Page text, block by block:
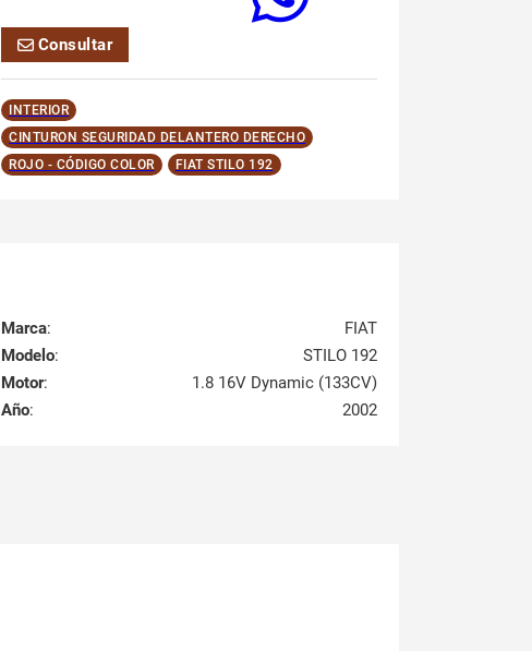
Consultar
INTERIOR
CINTURON SEGURIDAD DELANTERO DERECHO
ROJO - CÓDIGO COLOR
FIAT STILO 192
Marca:
FIAT
Modelo:
STILO 192
Motor:
1.8 16V Dynamic (133CV)
Año: 2002